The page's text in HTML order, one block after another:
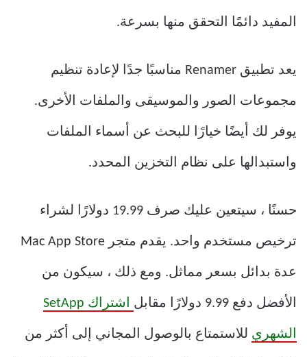
المفيد دائمًا التحقق منها بسرعة.
يعد تطبيق Renamer مناسبًا جدًا لإعادة تنظيم
مجموعات الصور والموسيقى والملفات الأخرى.
يوفر لك أيضًا خيارًا للبحث عن أسماء الملفات
واستبدالها على نظام التخزين المحدد.
حسنًا ، سيتعين عليك صرف 19.99 دولارًا لشراء
ترخيص مستخدم واحد. يقدم متجر Mac App Store
عدة بدائل بسعر مماثل. ومع ذلك ، سيكون من
الأفضل دفع 9.99 دولارًا مقابل اشتراك SetApp
الشهري للاستمتاع بالوصول المجاني إلى أكثر من